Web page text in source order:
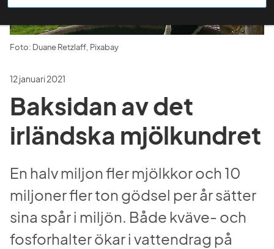
Foto: Duane Retzlaff, Pixabay
12 januari 2021
Baksidan av det
irländska mjölkundret
En halv miljon fler mjölkkor och 10
miljoner fler ton gödsel per år sätter
sina spår i miljön. Både kväve- och
fosforhalter ökar i vattendrag på